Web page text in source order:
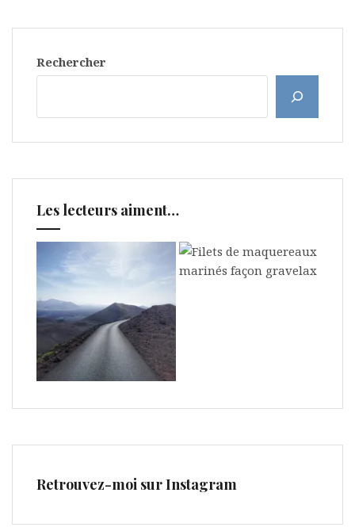
Rechercher
Les lecteurs aiment…
Retrouvez-moi sur Instagram